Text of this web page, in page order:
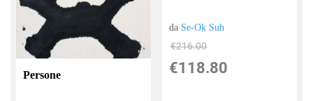
Persone
da Se-Ok Suh
€216.00
€118.80